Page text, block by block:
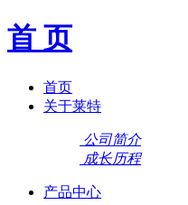
首 页
首页
关于莱特
公司简介
成长历程
产品中心